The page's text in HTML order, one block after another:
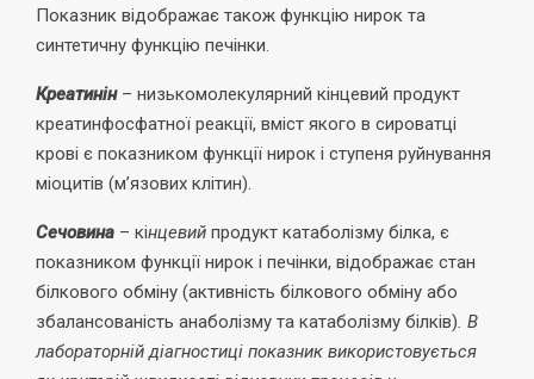
Показник відображає також функцію нирок та
синтетичну функцію печінки.
Креатинін– низькомолекулярний кінцевий продукт
креатинфосфатної реакції, вміст якого в сироватці
крові є показником функції нирок і ступеня руйнування
міоцитів (м’язових клітин).
Сечовина – кінцевий продукт катаболізму білка, є
показником функції нирок і печінки, відображає стан
білкового обміну (активність білкового обміну або
збалансованість анаболізму та катаболізму білків). В
лабораторній діагностиці показник використовується